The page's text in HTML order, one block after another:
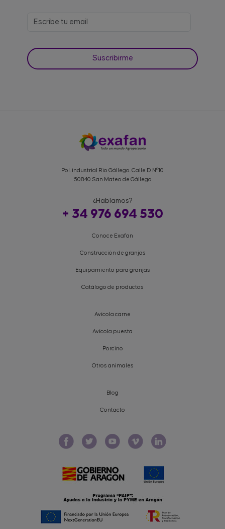
Pol. industrial Rio Gállego. Calle D Nº10
50840 San Mateo de Gállego
¿Hablamos?
+ 34 976 694 530
Conoce Exafan
Construcción de granjas
Equipamiento para granjas
Catálogo de productos
Avícola carne
Avícola puesta
Porcino
Otros animales
Blog
Contacto